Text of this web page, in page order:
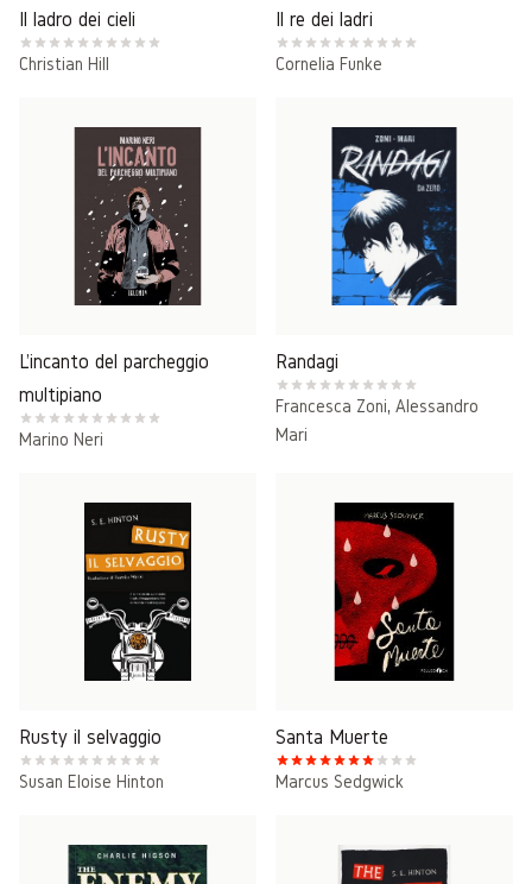
Il ladro dei cieli
Christian Hill
Il re dei ladri
Cornelia Funke
L'incanto del parcheggio
multipiano
Marino Neri
Randagi
Francesca Zoni, Alessandro
Mari
Rusty il selvaggio
Susan Eloise Hinton
Santa Muerte
Marcus Sedgwick